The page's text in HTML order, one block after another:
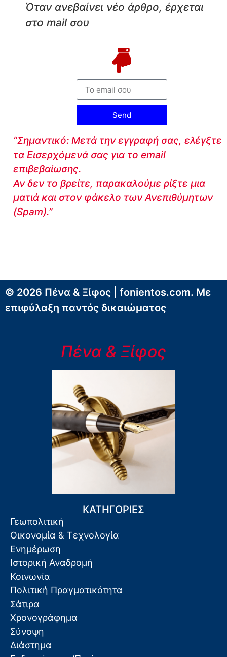
Όταν ανεβαίνει νέο άρθρο, έρχεται
στο mail σου
Send
“Σημαντικό: Μετά την εγγραφή σας, ελέγξτε
τα Εισερχόμενά σας για το email
επιβεβαίωσης.
Αν δεν το βρείτε, παρακαλούμε ρίξτε μια
ματιά και στον φάκελο των Ανεπιθύμητων
(Spam).”
© 2026 Πένα & Ξίφος | fonientos.com. Με
επιφύλαξη παντός δικαιώματος
Πένα & Ξίφος
ΚΑΤΗΓΟΡΙΕΣ
Γεωπολιτική
Οικονομία & Τεχνολογία
Ενημέρωση
Ιστορική Αναδρομή
Κοινωνία
Πολιτική Πραγματικότητα
Σάτιρα
Χρονογράφημα
Σύνοψη
Διάστημα